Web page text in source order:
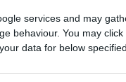
services and may
behaviour. You may
data for below
πετούσαν
Εναέριου